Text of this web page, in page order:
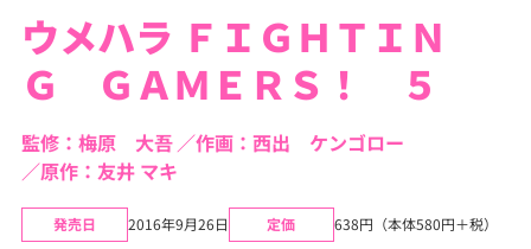
ウメハラ ＦＩＧＨＴＩＮ
Ｇ ＧＡＭＥＲＳ！ ５
監修：梅原 大吾
作画：西出 ケンゴロー
原作：友井 マキ
発売日 2016年9月26日 定価 638円（本体580円＋税）